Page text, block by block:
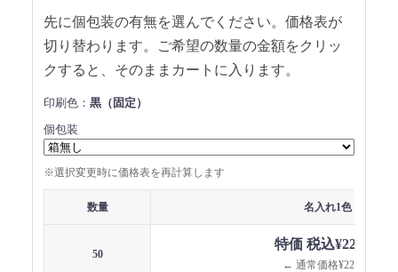
先に個包装の有無を選んでください。価格表が
切り替わります。ご希望の数量の金額をクリッ
クすると、そのままカートに入ります。
印刷色： 黒（固定）
個包装
※選択変更時に価格表を再計算します
数量 名入れ1色
50
特価 税込¥22,063
← 通常価格¥22,770